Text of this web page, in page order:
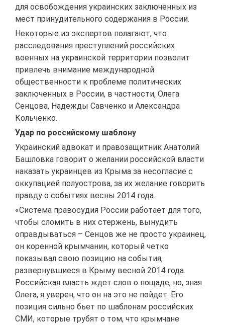
для освобождения украинских заключенных из
мест принудительного содержания в России.
Некоторые из экспертов полагают, что
расследования преступлений российских
военных на украинской территории позволит
привлечь внимание международной
общественности к проблеме политических
заключенных в России, в частности, Олега
Сенцова, Надежды Савченко и Александра
Кольченко.
Удар по российскому шаблону
Украинский адвокат и правозащитник Анатолий
Башловка говорит о желании российской власти
наказать украинцев из Крыма за несогласие с
оккупацией полуострова, за их желание говорить
правду о событиях весны 2014 года.
«Система правосудия России работает для того,
чтобы сломить в них стержень, вынудить
оправдываться – Сенцов же не просто украинец,
он коренной крымчанин, который четко
показывал свою позицию на события,
развернувшиеся в Крыму весной 2014 года.
Российская власть ждет слов о пощаде, но, зная
Олега, я уверен, что он на это не пойдет. Его
позиция сильно бьет по шаблонам российских
СМИ, которые трубят о том, что крымчане